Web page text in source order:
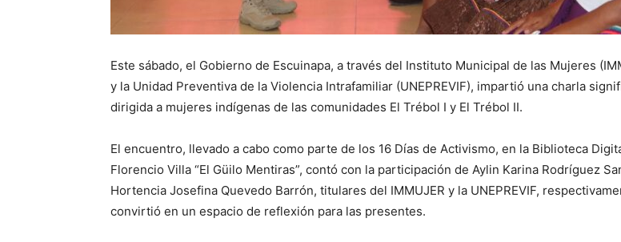
Este sábado, el Gobierno de Escuinapa, a través del Instituto Municipal de las Mujeres
y la Unidad Preventiva de la Violencia Intrafamiliar (UNEPREVIF), impartió una charla
dirigida a mujeres indígenas de las comunidades El Trébol I y El Trébol II.
El encuentro, llevado a cabo como parte de los 16 Días de Activismo, en la Biblioteca
Florencio Villa “El Güilo Mentiras”, contó con la participación de Aylin Karina Rodríguez
Hortencia Josefina Quevedo Barrón, titulares del IMMUJER y la UNEPREVIF,
convirtió en un espacio de reflexión para las presentes.